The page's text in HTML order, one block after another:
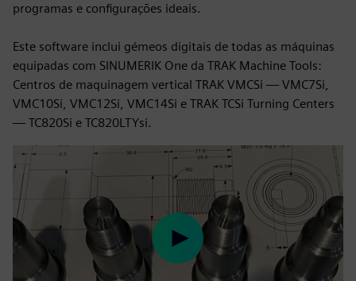
programas e configurações ideais.
Este software inclui gémeos digitais de todas as máquinas
equipadas com SINUMERIK One da TRAK Machine Tools:
Centros de maquinagem vertical TRAK VMCSi — VMC7Si,
VMC10Si, VMC12Si, VMC14Si e TRAK TCSi Turning Centers
— TC820Si e TC820LTYsi.
Play